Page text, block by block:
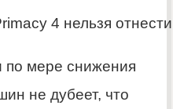
4 нельзя
по мере снижения
не дубеет, что